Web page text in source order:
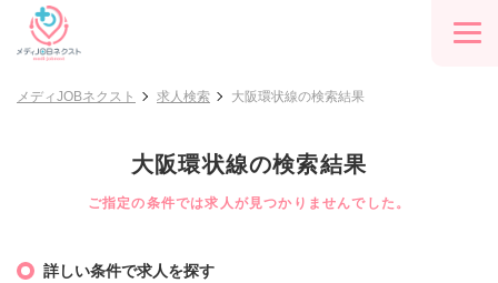
メディJOBネクスト 求人検索 大阪環状線の検索結果
大阪環状線の検索結果
ご指定の条件では求人が見つかりませんでした。
詳しい条件で求人を探す